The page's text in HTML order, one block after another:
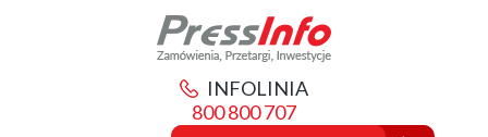
INFOLINIA
800 800 707